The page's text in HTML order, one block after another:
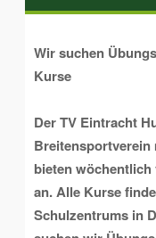
Wir suchen
Kurse
Der TV Eintracht
Breitensportverein
bieten
an. Alle Kurse
Schulzentrums in